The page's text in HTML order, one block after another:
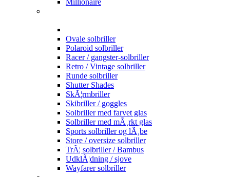
Millionaire
Ovale solbriller
Polaroid solbriller
Racer / gangster-solbriller
Retro / Vintage solbriller
Runde solbriller
Shutter Shades
SkÃ¦rmbriller
Skibriller / goggles
Solbriller med farvet glas
Solbriller med mÃ¸rkt glas
Sports solbriller og lÃ¸be
Store / oversize solbriller
TrÃ¦ solbriller / Bambus
UdklÃ¦dning / sjove
Wayfarer solbriller